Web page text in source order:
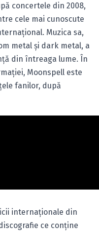
concertele din 2008,
cele mai cunoscute
Muzica sa,
metal şi dark metal, a
din întreaga lume. În
Moonspell este
fanilor, după
internaţionale din
ce conţine